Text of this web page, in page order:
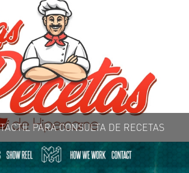
PARA CONSULTA DE RECETAS